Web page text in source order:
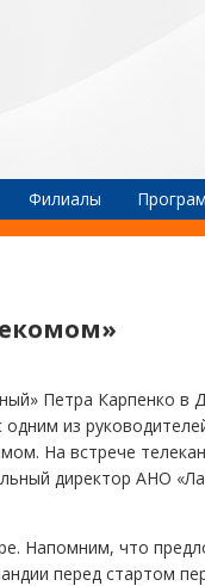
Филиалы
Петра Карпенко в
из
На встрече
директор АНО
Напомним, что
перед стартом